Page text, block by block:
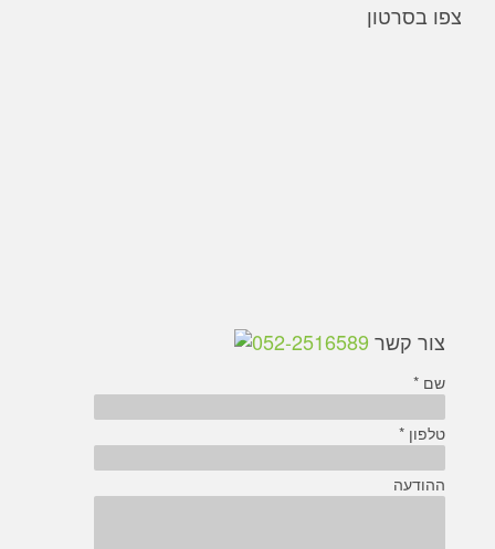
צפו בסרטון
צור קשר 052-2516589
שם *
טלפון *
ההודעה